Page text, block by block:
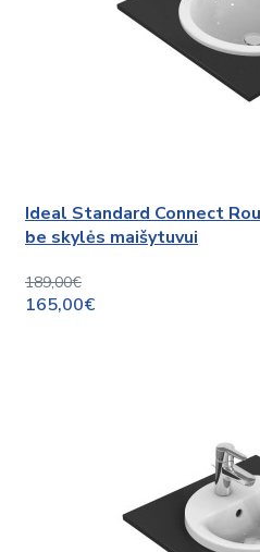
Ideal Standard Connect
be skylės maišytuvui
189,00€
165,00€